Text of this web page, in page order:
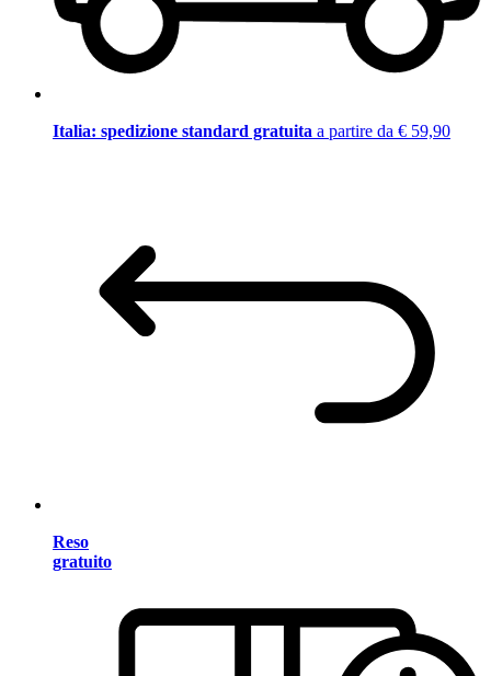
Italia: spedizione standard gratuita a partire da € 59,90
Reso
gratuito